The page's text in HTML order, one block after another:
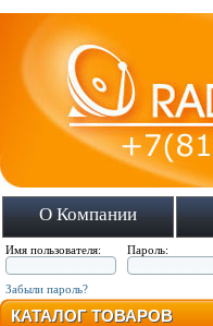
О Компании
Имя пользователя: Пароль:
Забыли пароль?
КАТАЛОГ ТОВАРОВ